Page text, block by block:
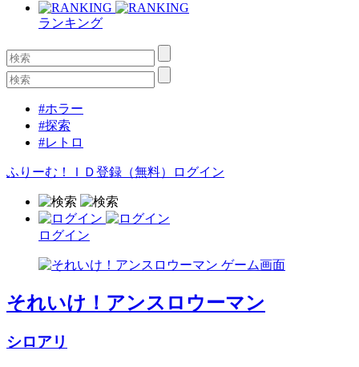
ランキング
#ホラー
#探索
#レトロ
ふりーむ！ＩＤ登録（無料） ログイン
ログイン
それいけ！アンスロウーマン
シロアリ